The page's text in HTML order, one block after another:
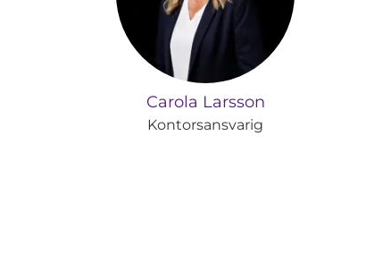
Carola Larsson
Kontorsansvarig